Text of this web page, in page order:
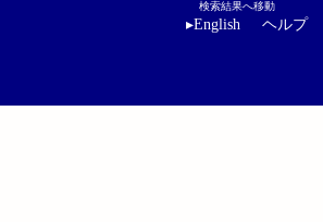
検索結果へ移動
▸English ヘルプ